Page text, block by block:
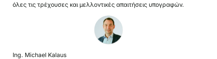
όλες τις τρέχουσες και μελλοντικές απαιτήσεις υπογραφών.
Ing. Michael Kalaus